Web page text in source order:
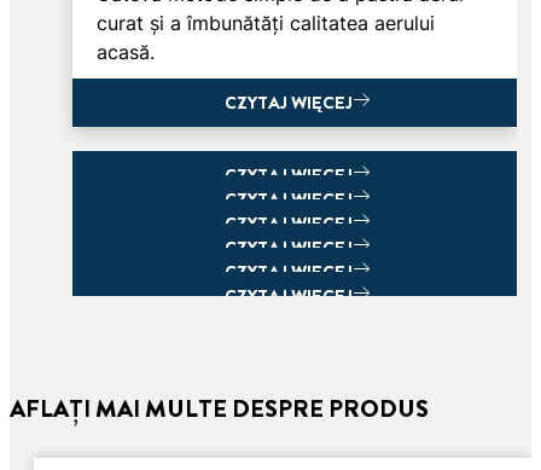
curat și a îmbunătăți calitatea aerului
acasă.
CZYTAJ WIĘCEJ
CZYTAJ WIĘCEJ
CZYTAJ WIĘCEJ
CZYTAJ WIĘCEJ
CZYTAJ WIĘCEJ
CZYTAJ WIĘCEJ
CZYTAJ WIĘCEJ
AFLAȚI MAI MULTE DESPRE PRODUS